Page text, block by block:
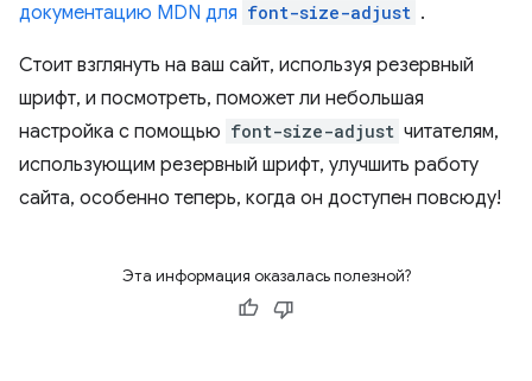
документацию MDN для font-size-adjust .
Стоит взглянуть на ваш сайт, используя резервный
шрифт, и посмотреть, поможет ли небольшая
настройка с помощью font-size-adjust читателям,
использующим резервный шрифт, улучшить работу
сайта, особенно теперь, когда он доступен повсюду!
Эта информация оказалась полезной?